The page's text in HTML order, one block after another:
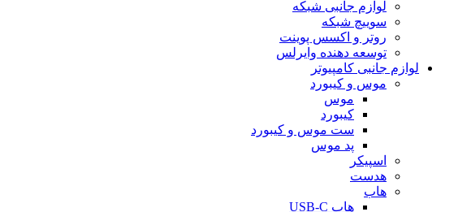
لوازم جانبی شبکه
سوییچ شبکه
روتر و اکسس پوینت
توسعه دهنده وایرلس
لوازم جانبی کامپیوتر
موس و کیبورد
موس
کیبورد
ست موس و کیبورد
پد موس
اسپیکر
هدست
هاب
هاب USB-C